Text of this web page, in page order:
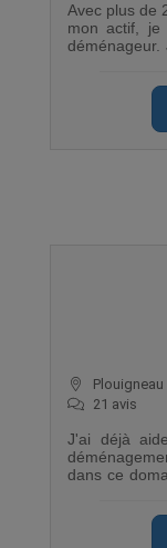
Avec plus de
mon actif, je
Plouigneau
21 avis
J'ai déjà
dans ce